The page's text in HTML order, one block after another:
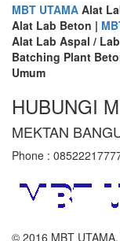
MBT UTAMA Alat
Alat Lab Beton |
Alat Lab Aspal /
Batching Plant
Umum
HUBUNGI
MEKTAN
Phone :
© 2016 MBT